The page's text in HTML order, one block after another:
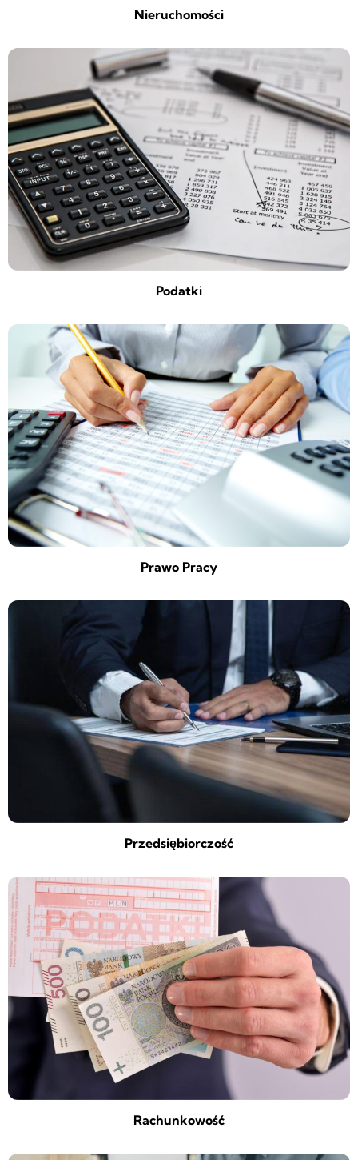
Nieruchomości
Podatki
Prawo Pracy
Przedsiębiorczość
Rachunkowość